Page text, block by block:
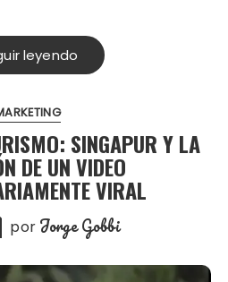
leyendo
SINGAPUR Y LA
DE UN VIDEO
VIRAL
por Jorge Gobbi